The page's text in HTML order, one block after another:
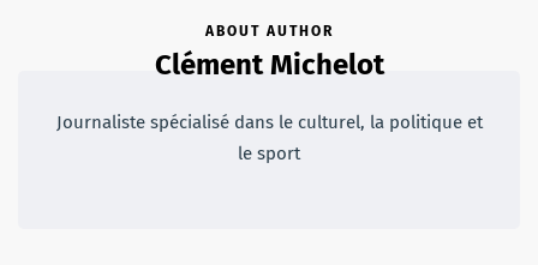
ABOUT AUTHOR
Clément Michelot
Journaliste spécialisé dans le culturel, la politique et
le sport